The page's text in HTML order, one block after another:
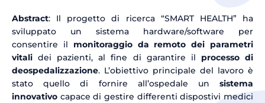
Abstract: Il progetto di ricerca “SMART HEALTH” ha
sviluppato un sistema hardware/software per
consentire il monitoraggio da remoto dei parametri
vitali dei pazienti, al fine di garantire il processo di
deospedalizzazione. L’obiettivo principale del lavoro è
stato quello di fornire all’ospedale un sistema
innovativo capace di gestire differenti dispostivi medici